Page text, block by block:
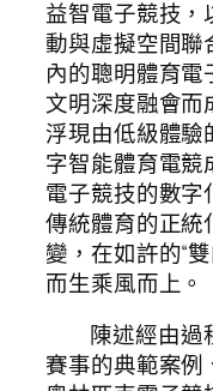
益智電子競技
動與虛擬空間聯
內的聰明體育
文明深度融會
浮現由低級體
字智能體育電
電子競技的數
傳統體育的正統
變，在如許的“
而生乘風而上。
陳述經由過
賽事的典範案例